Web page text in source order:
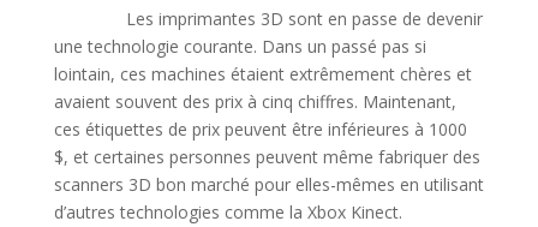
Les imprimantes 3D sont en passe de devenir
une technologie courante. Dans un passé pas si
lointain, ces machines étaient extrêmement chères et
avaient souvent des prix à cinq chiffres. Maintenant,
ces étiquettes de prix peuvent être inférieures à 1000
$, et certaines personnes peuvent même fabriquer des
scanners 3D bon marché pour elles-mêmes en utilisant
d’autres technologies comme la Xbox Kinect.